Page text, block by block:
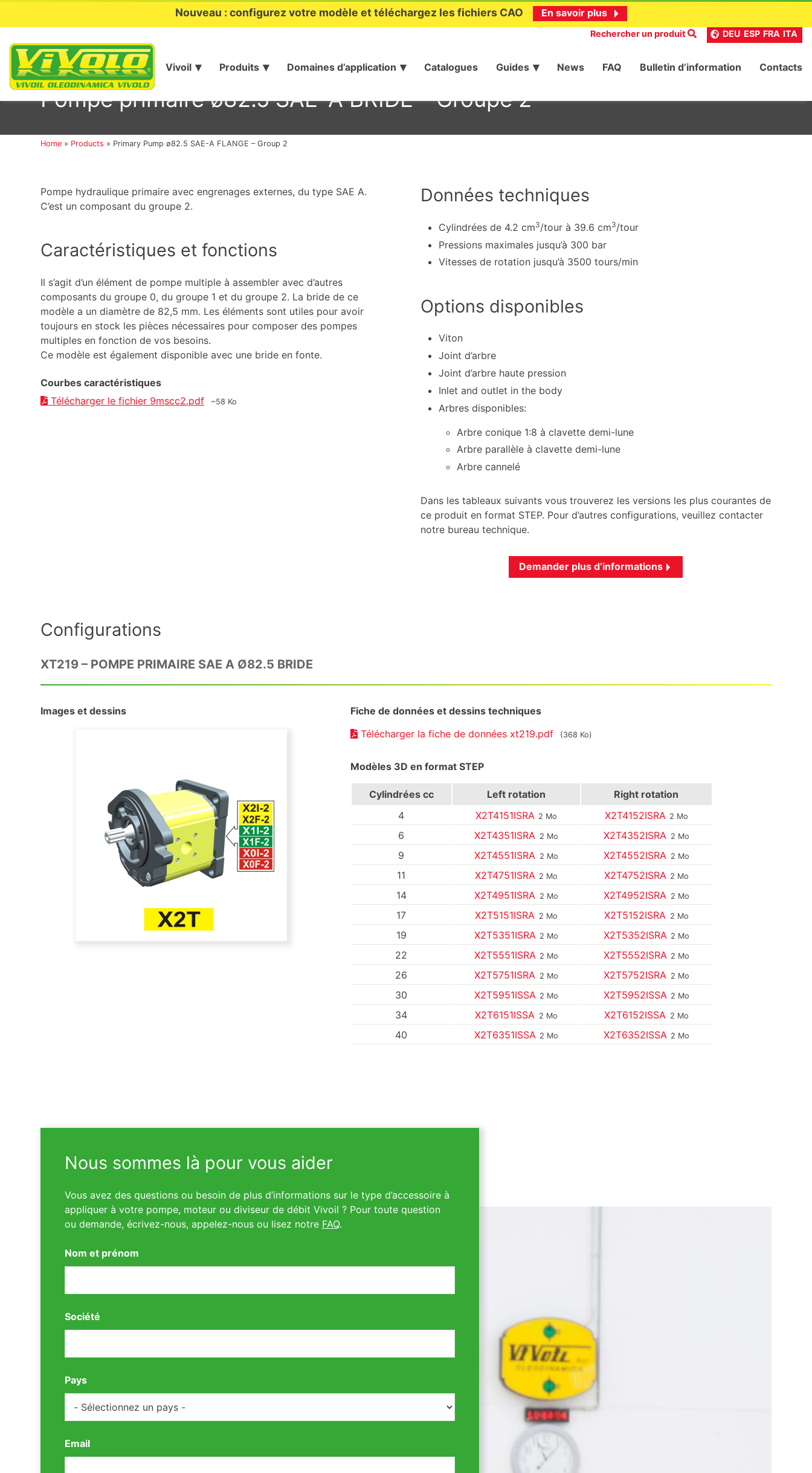
Aller
au
contenu
Nouveau : configurez votre modèle et téléchargez les fichiers CAO En savoir plus
Rechercher un produit DEU ESP FRA ITA
Vivoil Produits Domaines d’application Catalogues Guides News FAQ Bulletin d’information Contacts
Pompe primaire ø82.5 SAE-A BRIDE – Groupe 2
Home » Products » Primary Pump ø82.5 SAE-A FLANGE – Group 2
Pompe hydraulique primaire avec engrenages externes, du type SAE A.
C’est un composant du groupe 2.
Caractéristiques et fonctions
Il s’agit d’un élément de pompe multiple à assembler avec d’autres
composants du groupe 0, du groupe 1 et du groupe 2. La bride de ce
modèle a un diamètre de 82,5 mm. Les éléments sont utiles pour avoir
toujours en stock les pièces nécessaires pour composer des pompes
multiples en fonction de vos besoins.
Ce modèle est également disponible avec une bride en fonte.
Courbes caractéristiques
Télécharger le fichier 9mscc2.pdf
~58 Ko
Données techniques
Cylindrées de 4.2 cm3/tour à 39.6 cm3/tour
Pressions maximales jusqu’à 300 bar
Vitesses de rotation jusqu’à 3500 tours/min
Options disponibles
Viton
Joint d’arbre
Joint d’arbre haute pression
Inlet and outlet in the body
Arbres disponibles:
Arbre conique 1:8 à clavette demi-lune
Arbre parallèle à clavette demi-lune
Arbre cannelé
Dans les tableaux suivants vous trouverez les versions les plus courantes de
ce produit en format STEP. Pour d’autres configurations, veuillez contacter
notre bureau technique.
Demander plus d’informations
Configurations
XT219 – POMPE PRIMAIRE SAE A Ø82.5 BRIDE
Images et dessins
Fiche de données et dessins techniques
Télécharger la fiche de données xt219.pdf
(368 Ko)
Modèles 3D en format STEP
Cylindrées cc Left rotation
Right rotation
4
X2T4151ISRA 2 Mo X2T4152ISRA 2 Mo
6 X2T4351ISRA 2 Mo X2T4352ISRA 2 Mo
9 X2T4551ISRA 2 Mo X2T4552ISRA 2 Mo
11 X2T4751ISRA 2 Mo X2T4752ISRA 2 Mo
14 X2T4951ISRA 2 Mo X2T4952ISRA 2 Mo
17 X2T5151ISRA 2 Mo X2T5152ISRA 2 Mo
19 X2T5351ISRA 2 Mo X2T5352ISRA 2 Mo
22 X2T5551ISRA 2 Mo X2T5552ISRA 2 Mo
26 X2T5751ISRA 2 Mo X2T5752ISRA 2 Mo
30 X2T5951ISSA 2 Mo X2T5952ISSA 2 Mo
34 X2T6151ISSA 2 Mo X2T6152ISSA 2 Mo
40 X2T6351ISSA 2 Mo X2T6352ISSA 2 Mo
Nous sommes là pour vous aider
Vous avez des questions ou besoin de plus d’informations sur le type d’accessoire à
appliquer à votre pompe, moteur ou diviseur de débit Vivoil ? Pour toute question
ou demande, écrivez-nous, appelez-nous ou lisez notre FAQ.
Nom et prénom
Société
Pays
Email